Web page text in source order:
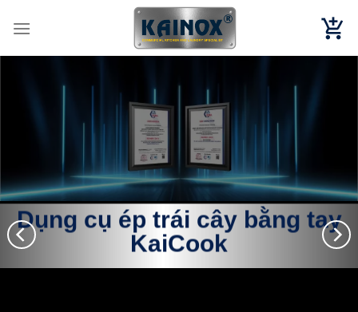
đến
Dụng cụ ép trái cây bằng tay
KaiCook